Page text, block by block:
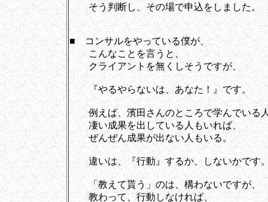
そう判断し、その場で申込をしました。
■ コンサルをやっている僕が、
こんなことを言うと、
クライアントを無くしそうですが、
『やるやらないは、あなた！』です。
例えば、濱田さんのところで学んでいる
凄い成果を出している人もいれば、
ぜんぜん成果が出ない人もいる。
違いは、『行動』するか、しないかです
「教えて貰う」のは、構わないですが、
教わって、行動しなければ、